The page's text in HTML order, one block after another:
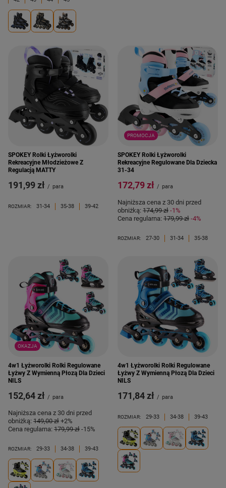
SPOKEY Rolki Łyżworolki
Rekreacyjne Młodzieżowe Z
Regulacją MATTY
191,99 zł / para
ROZMIAR: 31-34 35-38 39-42
PROMOCJA
SPOKEY Rolki Łyżworolki
Rekreacyjne Regulowane Dla Dziecka
31-34
172,79 zł / para
Najniższa cena z 30 dni przed
obniżką: 174,99 zł -1%
Cena regularna: 179,99 zł -4%
ROZMIAR: 27-30 31-34 35-38
OKAZJA
4w1 Łyżworolki Rolki Regulowane
Łyżwy Z Wymienną Płozą Dla Dzieci
NILS
152,64 zł / para
Najniższa cena z 30 dni przed
obniżką: 149,00 zł +2%
Cena regularna: 179,99 zł -15%
ROZMIAR: 29-33 34-38 39-43
4w1 Łyżworolki Rolki Regulowane
Łyżwy Z Wymienną Płozą Dla Dzieci
NILS
171,84 zł / para
ROZMIAR: 29-33 34-38 39-43